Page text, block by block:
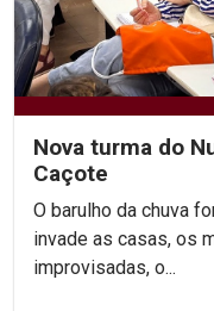
Nova turma do
Caçote
O barulho da chuva
invade as casas, os
improvisadas, o...